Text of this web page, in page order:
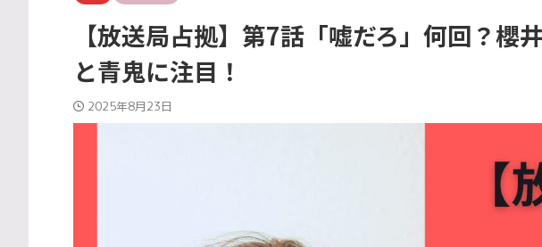
【放送局占拠】第7話「嘘だろ」何回？櫻
と青鬼に注目！
2025年8月23日